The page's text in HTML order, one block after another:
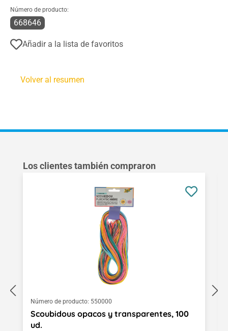
Número de producto:
668646
Añadir a la lista de favoritos
Volver al resumen
Omitir la galería de productos
Los clientes también compraron
Número de producto: 550000
Scoubidous opacos y transparentes, 100
ud.